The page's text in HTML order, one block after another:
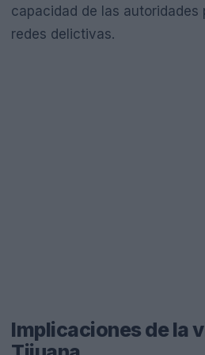
capacidad de las autoridades
redes delictivas.
Implicaciones de la